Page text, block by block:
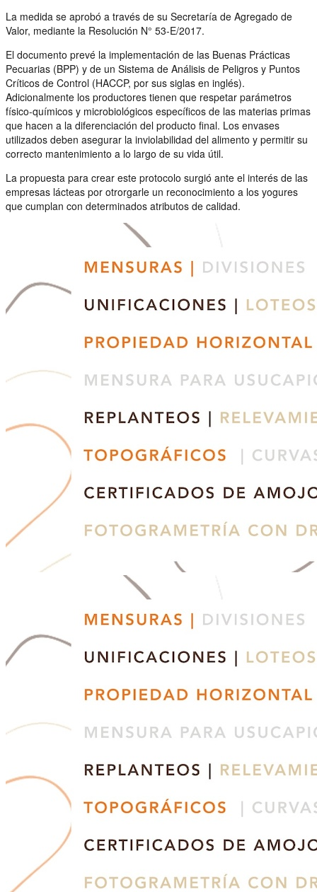
La medida se aprobó a través de su Secretaría de Agregado de
Valor, mediante la Resolución N° 53-E/2017.
El documento prevé la implementación de las Buenas Prácticas
Pecuarias (BPP) y de un Sistema de Análisis de Peligros y Puntos
Críticos de Control (HACCP, por sus siglas en inglés).
Adicionalmente los productores tienen que respetar parámetros
físico-químicos y microbiológicos específicos de las materias primas
que hacen a la diferenciación del producto final. Los envases
utilizados deben asegurar la inviolabilidad del alimento y permitir su
correcto mantenimiento a lo largo de su vida útil.
La propuesta para crear este protocolo surgió ante el interés de las
empresas lácteas por otrorgarle un reconocimiento a los yogures
que cumplan con determinados atributos de calidad.